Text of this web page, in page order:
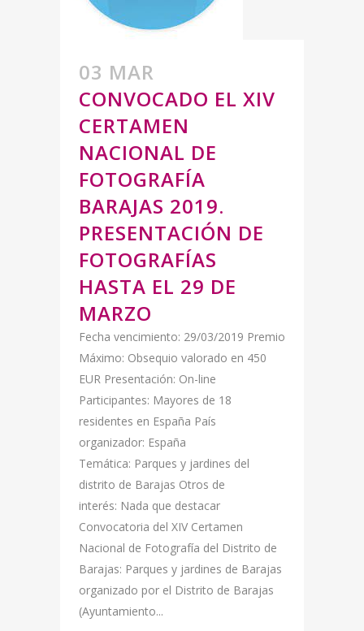
03 MAR
CONVOCADO EL XIV
CERTAMEN
NACIONAL DE
FOTOGRAFÍA
BARAJAS 2019.
PRESENTACIÓN DE
FOTOGRAFÍAS
HASTA EL 29 DE
MARZO
Fecha vencimiento: 29/03/2019 Premio
Máximo: Obsequio valorado en 450
EUR Presentación: On-line
Participantes: Mayores de 18
residentes en España País
organizador: España
Temática: Parques y jardines del
distrito de Barajas Otros de
interés: Nada que destacar
Convocatoria del XIV Certamen
Nacional de Fotografía del Distrito de
Barajas: Parques y jardines de Barajas
organizado por el Distrito de Barajas
(Ayuntamiento...